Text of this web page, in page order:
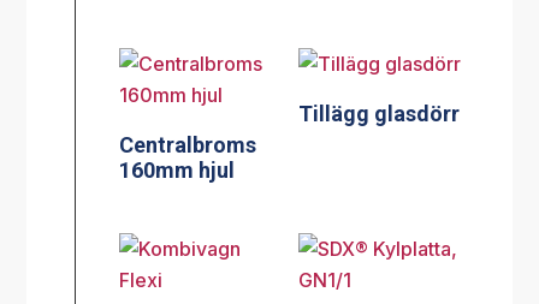
Centralbroms
160mm hjul
Tillägg glasdörr